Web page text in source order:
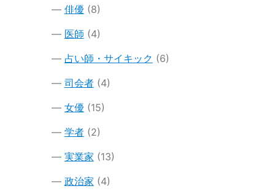
俳優(8)
医師 (4)
占い師・サイキック (6)
司会者(4)
女優(15)
学者(2)
実業家 (13)
政治家 (4)